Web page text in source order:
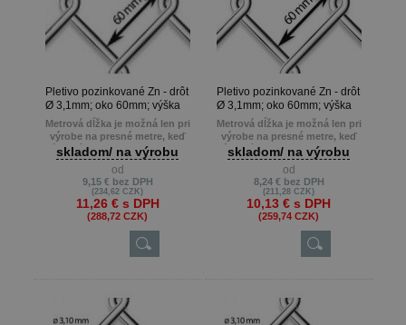
Pletivo pozinkované Zn - drôt
Ø 3,1mm; oko 60mm; výška
200cm
Metrová dĺžka je možná len pri
výrobe na presné metre, keď
zákazník potrebuje napr. 22m ,
13m atď.
Min. odber je 10 m.
skladom/ na výrobu
od
9,15 € bez DPH
(234,62 CZK)
11,26 € s DPH
(288,72 CZK)
Pletivo pozinkované Zn - drôt
Ø 3,1mm; oko 60mm; výška
180cm
Metrová dĺžka je možná len pri
výrobe na presné metre, keď
zákazník potrebuje napr. 22m ,
13m atď.
Min. odber je 10 m.
skladom/ na výrobu
od
8,24 € bez DPH
(211,28 CZK)
10,13 € s DPH
(259,74 CZK)